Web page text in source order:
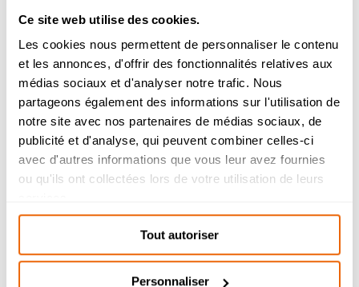
Ce site web utilise des cookies.
Les cookies nous permettent de personnaliser le contenu
et les annonces, d'offrir des fonctionnalités relatives aux
médias sociaux et d'analyser notre trafic. Nous
partageons également des informations sur l'utilisation de
notre site avec nos partenaires de médias sociaux, de
publicité et d'analyse, qui peuvent combiner celles-ci
avec d'autres informations que vous leur avez fournies
ou qu'ils ont collectées lors de votre utilisation de leurs
Tout autoriser
Personnaliser
Contenu :
Techniques générales de scénarisation, du scène-
à-scène au scénario dialogué. Organisation des
différentes étapes de la scénarisation.
Élaboration de courts scénarios de fiction.
Lecture de scénarios afin d’en évaluer la qualité
et la faisabilité. Réécriture de scénarios en
plusieurs versions jusqu’à une version finale, en
évaluant les impacts des changements apportés
sur le récit. Ateliers de discussions critiques
autour des scénarios produits.
Admission 2026
Bachelor Management Innovation et
Humanités : reprise de l’étude des
dossiers de candidature à partir du 26
août.
Bachelor Design d’Espace et Prépa
étudiés durant l’été.